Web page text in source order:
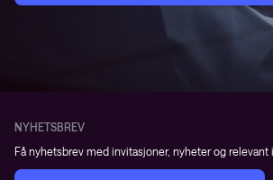
NYHETSBREV
Få nyhetsbrev med invitasjoner, nyheter og